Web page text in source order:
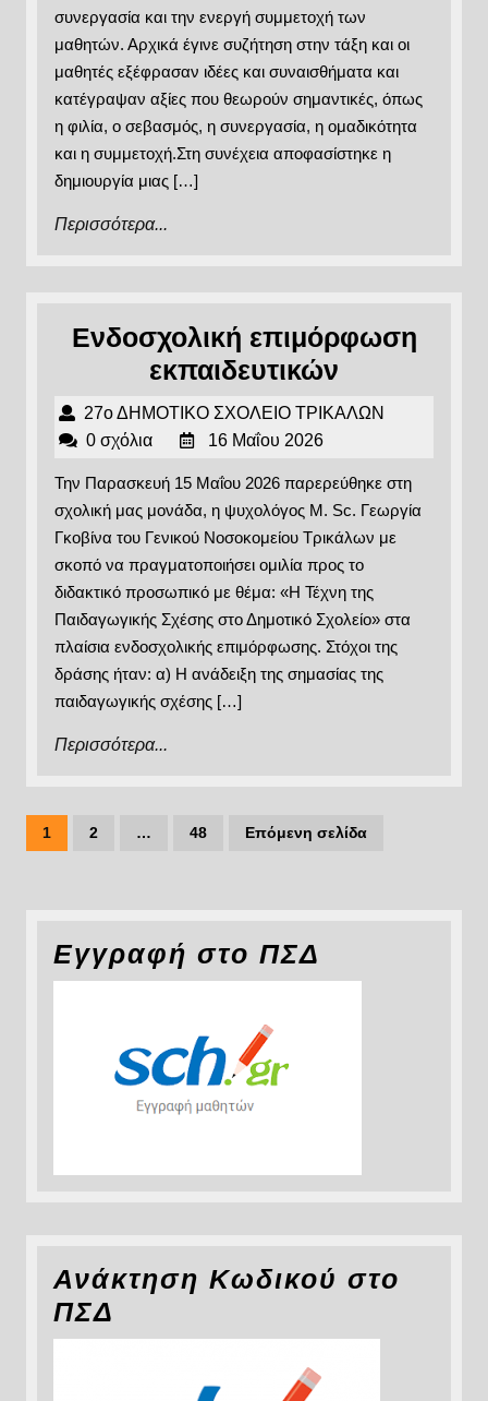
συνεργασία και την ενεργή συμμετοχή των
μαθητών. Αρχικά έγινε συζήτηση στην τάξη και οι
μαθητές εξέφρασαν ιδέες και συναισθήματα και
κατέγραψαν αξίες που θεωρούν σημαντικές, όπως
η φιλία, ο σεβασμός, η συνεργασία, η ομαδικότητα
και η συμμετοχή.Στη συνέχεια αποφασίστηκε η
δημιουργία μιας […]
Περισσότερα...
Ενδοσχολική επιμόρφωση
εκπαιδευτικών
27ο ΔΗΜΟΤΙΚΟ ΣΧΟΛΕΙΟ ΤΡΙΚΑΛΩΝ
ΤΡΙΚΑΛΩΝ
0 σχόλια 16 Μαΐου 202616
2026
Την Παρασκευή 15 Μαΐου 2026 παρερεύθηκε στη
σχολική μας μονάδα, η ψυχολόγος M. Sc. Γεωργία
Γκοβίνα του Γενικού Νοσοκομείου Τρικάλων με
σκοπό να πραγματοποιήσει ομιλία προς το
διδακτικό προσωπικό με θέμα: «Η Τέχνη της
Παιδαγωγικής Σχέσης στο Δημοτικό Σχολείο» στα
πλαίσια ενδοσχολικής επιμόρφωσης. Στόχοι της
δράσης ήταν: α) Η ανάδειξη της σημασίας της
παιδαγωγικής σχέσης […]
Περισσότερα...
Πλοήγηση
άρθρων
1 2 … 48 Επόμενη σελίδα
Εγγραφή στο ΠΣΔ
Ανάκτηση Κωδικού στο
ΠΣΔ